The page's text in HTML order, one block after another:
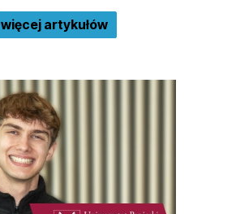
więcej artykułów